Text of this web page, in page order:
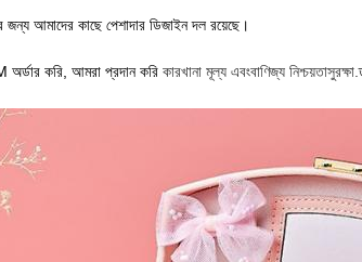
জন্য আমাদের কাছে পেশাদার ডিজাইন দল রয়েছে।
করি, আমরা প্রদান করি কারখানা মূল্য এবংবাণিজ্য নিশ্চয়তাসুরক্ষা.